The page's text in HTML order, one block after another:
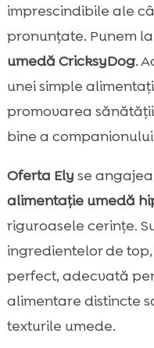
imprescindibile ale
pronunțate. Punem
umedă CricksyDog.
unei simple
promovarea
bine a
Oferta Ely se
alimentație umedă
riguroasele cerințe.
ingredientelor de
perfect, adecvată
alimentare distincte
texturile umede.